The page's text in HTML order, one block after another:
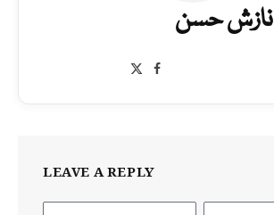
نازش حسن
Facebook
LEAVE A REPLY